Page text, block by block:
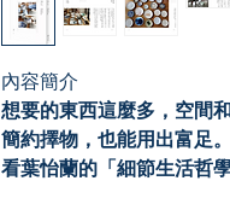
內容簡介
想要的東西這麼多，空間
簡約擇物，也能用出富足。
看葉怡蘭的「細節生活哲